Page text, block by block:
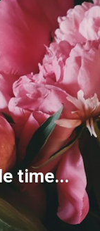
time...